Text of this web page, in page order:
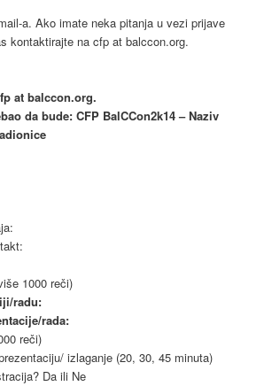
a. Ako imate neka pitanja u vezi prijave
kontaktirajte na cfp at balccon.org.
at balccon.org.
da bude: CFP BalCCon2k14– Naziv
1000 reči)
radu:
rada:
reči)
izlaganje (20, 30, 45 minuta)
Da ili Ne